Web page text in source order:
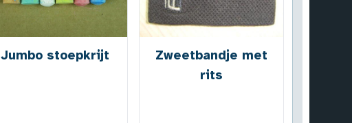
Jumbo stoepkrijt
Zweetbandje met
rits